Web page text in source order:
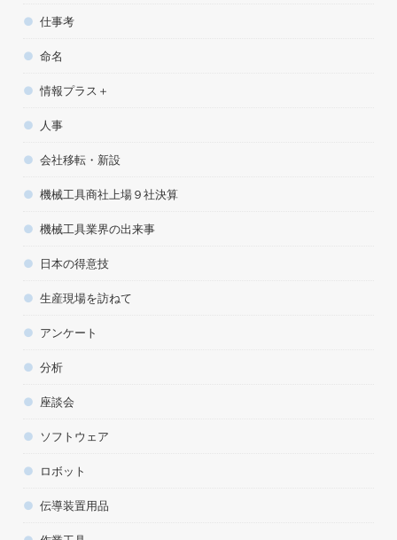
仕事考
命名
情報プラス＋
人事
会社移転・新設
機械工具商社上場９社決算
機械工具業界の出来事
日本の得意技
生産現場を訪ねて
アンケート
分析
座談会
ソフトウェア
ロボット
伝導装置用品